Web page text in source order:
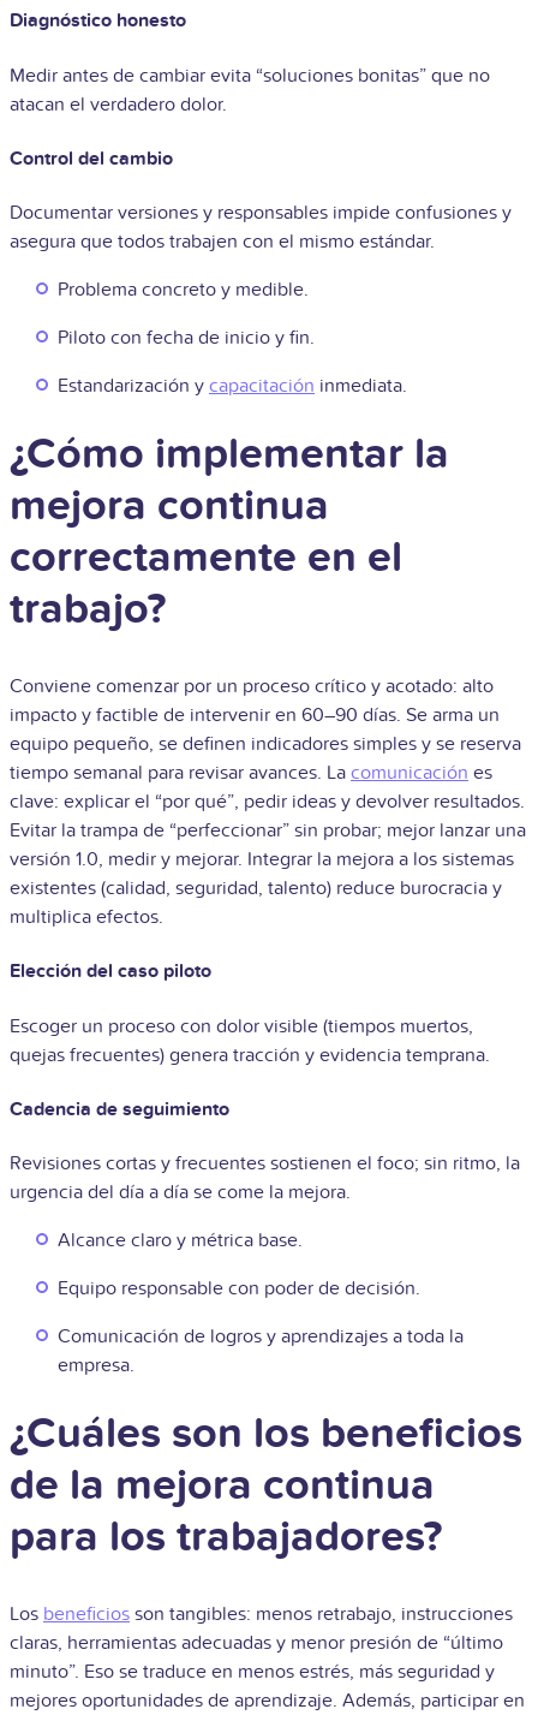
Diagnóstico honesto
Medir antes de cambiar evita “soluciones bonitas” que no
atacan el verdadero dolor.
Control del cambio
Documentar versiones y responsables impide confusiones y
asegura que todos trabajen con el mismo estándar.
Problema concreto y medible.
Piloto con fecha de inicio y fin.
Estandarización y capacitación inmediata.
¿Cómo implementar la
mejora continua
correctamente en el
trabajo?
Conviene comenzar por un proceso crítico y acotado: alto
impacto y factible de intervenir en 60–90 días. Se arma un
equipo pequeño, se definen indicadores simples y se reserva
tiempo semanal para revisar avances. La comunicación es
clave: explicar el “por qué”, pedir ideas y devolver resultados.
Evitar la trampa de “perfeccionar” sin probar; mejor lanzar una
versión 1.0, medir y mejorar. Integrar la mejora a los sistemas
existentes (calidad, seguridad, talento) reduce burocracia y
multiplica efectos.
Elección del caso piloto
Escoger un proceso con dolor visible (tiempos muertos,
quejas frecuentes) genera tracción y evidencia temprana.
Cadencia de seguimiento
Revisiones cortas y frecuentes sostienen el foco; sin ritmo, la
urgencia del día a día se come la mejora.
Alcance claro y métrica base.
Equipo responsable con poder de decisión.
Comunicación de logros y aprendizajes a toda la
empresa.
¿Cuáles son los beneficios
de la mejora continua
para los trabajadores?
Los beneficios son tangibles: menos retrabajo, instrucciones
claras, herramientas adecuadas y menor presión de “último
minuto”. Eso se traduce en menos estrés, más seguridad y
mejores oportunidades de aprendizaje. Además, participar en